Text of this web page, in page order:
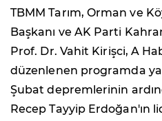
TBMM Tarım, Orman ve
Başkanı ve AK Parti
Prof. Dr. Vahit Kirişci, A
düzenlenen programda
Şubat depremlerinin
Recep Tayyip Erdoğan'ın